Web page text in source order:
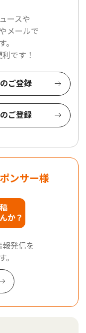
ースや
メールで
。
です！
ご登録
ご登録
ンサー様
か？
発信を
。